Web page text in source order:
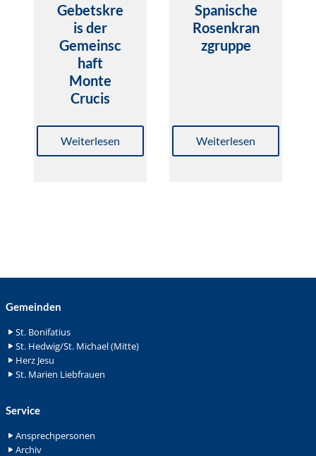
Gebetskre
is der
Gemeinsc
haft
Monte
Crucis
Weiterlesen
Spanische
Rosenkran
zgruppe
Weiterlesen
Gemeinden
St. Bonifatius
St. Hedwig/St. Michael (Mitte)
Herz Jesu
St. Marien Liebfrauen
Service
Ansprechpersonen
Archiv